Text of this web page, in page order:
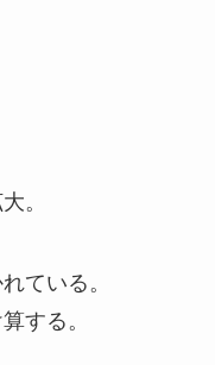
。
ている。
する。